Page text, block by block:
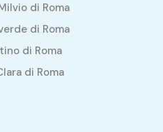
di Roma
di Roma
di Roma
di Roma